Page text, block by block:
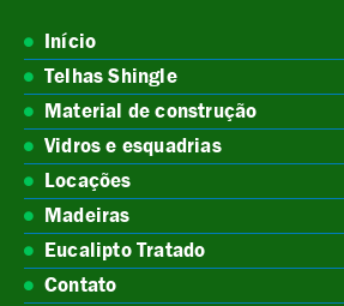
Início
Telhas Shingle
Material de construção
Vidros e esquadrias
Locações
Madeiras
Eucalipto Tratado
Contato